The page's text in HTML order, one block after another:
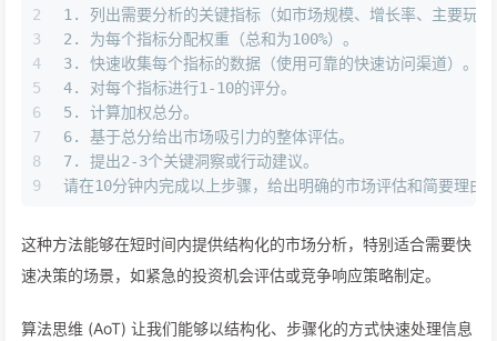
2
3
4
5
6
7
8
9
1.
列出需要分析的关键指标（如市场规模、增长率、主要玩
2.
为每个指标分配权重（总和为100%）。
3.
快速收集每个指标的数据（使用可靠的快速访问渠道）。
4.
对每个指标进行1-10的评分。
5.
计算加权总分。
6.
基于总分给出市场吸引力的整体评估。
7.
提出2-3个关键洞察或行动建议。
请在10分钟内完成以上步骤，给出明确的市场评估和简要理由
这种方法能够在短时间内提供结构化的市场分析，特别适合需要快
速决策的场景，如紧急的投资机会评估或竞争响应策略制定。
算法思维 (AoT) 让我们能够以结构化、步骤化的方式快速处理信息